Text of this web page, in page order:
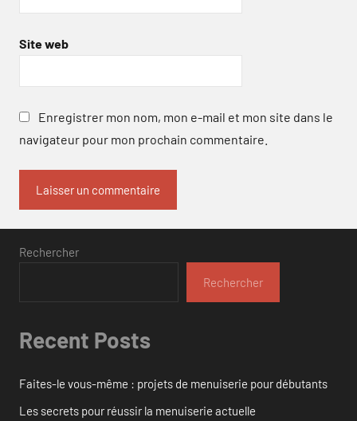
Site web
Enregistrer mon nom, mon e-mail et mon site dans le
navigateur pour mon prochain commentaire.
Rechercher
Rechercher
Recent Posts
Faites-le vous-même : projets de menuiserie pour débutants
Les secrets pour réussir la menuiserie actuelle